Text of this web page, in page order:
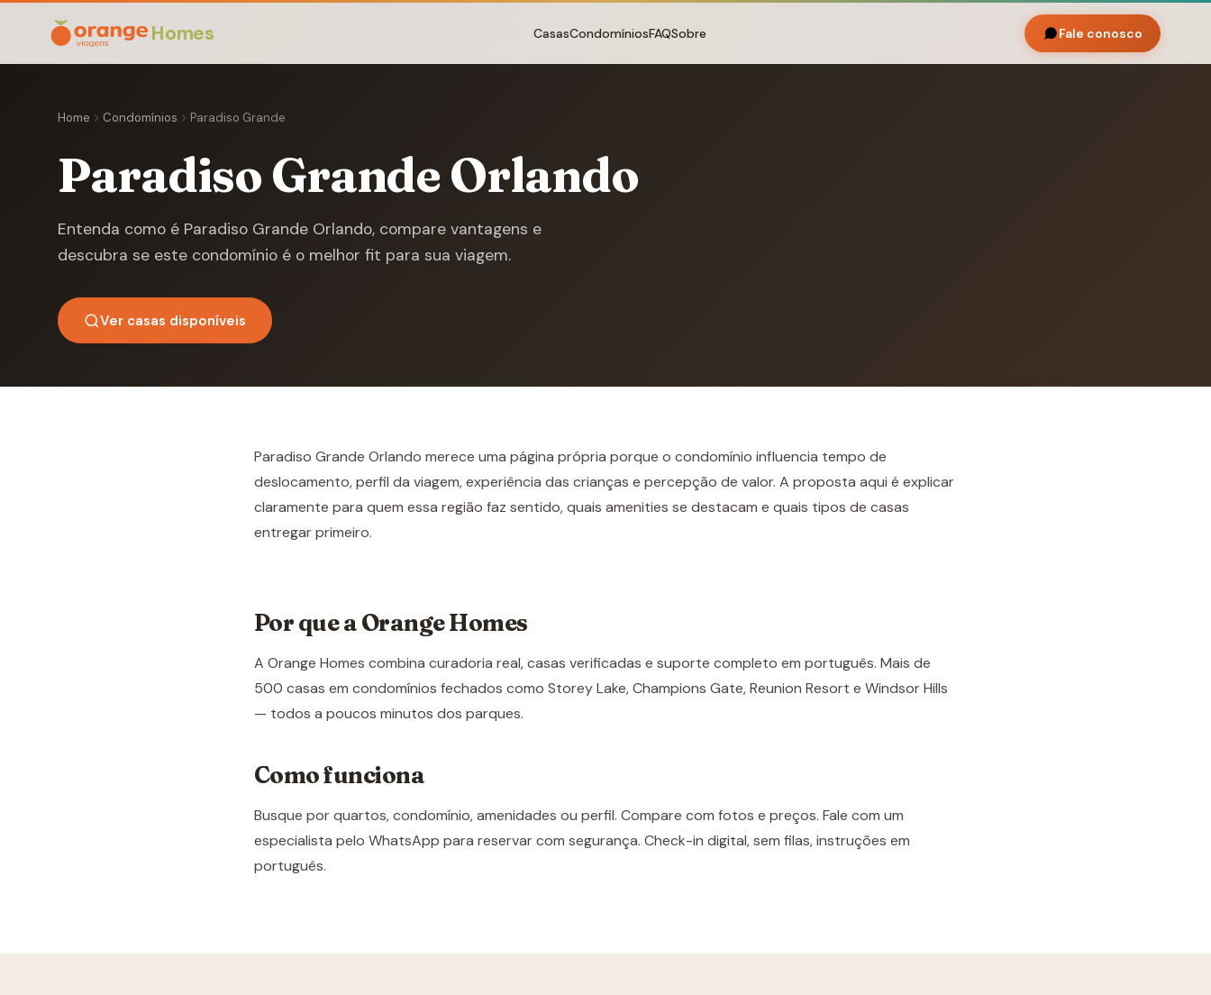
Homes CasasCondomíniosFAQSobre Fale conosco
Home Condomínios Paradiso Grande
Paradiso Grande Orlando
Entenda como é Paradiso Grande Orlando, compare vantagens e
descubra se este condomínio é o melhor fit para sua viagem.
Ver casas disponíveis
Paradiso Grande Orlando merece uma página própria porque o condomínio influencia tempo de
deslocamento, perfil da viagem, experiência das crianças e percepção de valor. A proposta aqui é explicar
claramente para quem essa região faz sentido, quais amenities se destacam e quais tipos de casas
entregar primeiro.
Por que a Orange Homes
A Orange Homes combina curadoria real, casas verificadas e suporte completo em português. Mais de
500 casas em condomínios fechados como Storey Lake, Champions Gate, Reunion Resort e Windsor Hills
— todos a poucos minutos dos parques.
Como funciona
Busque por quartos, condomínio, amenidades ou perfil. Compare com fotos e preços. Fale com um
especialista pelo WhatsApp para reservar com segurança. Check-in digital, sem filas, instruções em
português.